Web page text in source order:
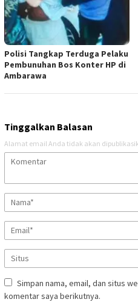
Polisi Tangkap Terduga Pelaku
Pembunuhan Bos Konter HP di
Ambarawa
Tinggalkan Balasan
Alamat email Anda tidak akan
Simpan nama, email, dan situs
komentar saya berikutnya.